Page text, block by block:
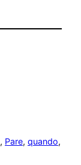
, Pare, quando